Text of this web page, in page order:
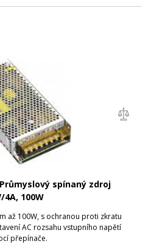
spínaný zdroj
4A, 100W
až 100W, s ochranou proti zkratu
AC rozsahu vstupního napětí
přepínače.